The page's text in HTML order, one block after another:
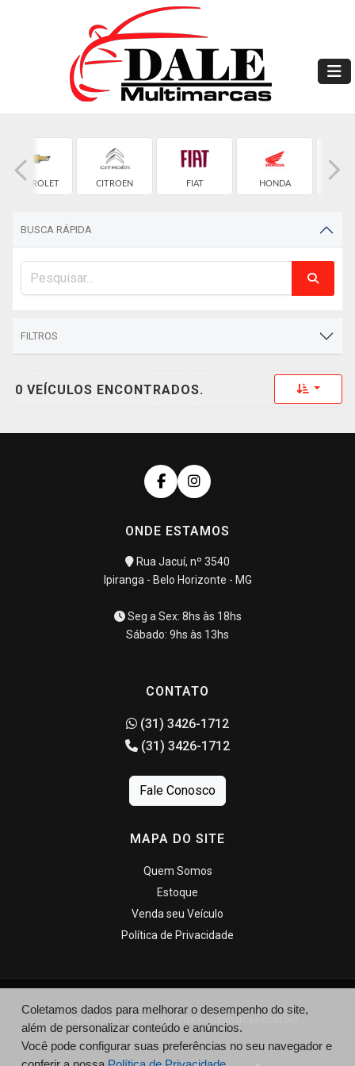
CHEVROLET CITROEN FIAT HONDA
BUSCA RÁPIDA
FILTROS
0 VEÍCULOS ENCONTRADOS. Toggle
ONDE ESTAMOS
Rua Jacuí, nº 3540
Ipiranga - Belo Horizonte - MG
Seg a Sex: 8hs às 18hs
Sábado: 9hs às 13hs
CONTATO
(31) 3426-1712
(31) 3426-1712
Fale Conosco
MAPA DO SITE
Quem Somos
Estoque
Venda seu Veículo
Política de Privacidade
© Dale Multimarcas - http://dalemultimarcas.com.br/
Coletamos dados para melhorar o desempenho do site,
além de personalizar conteúdo e anúncios.
Você pode configurar suas preferências no seu navegador e